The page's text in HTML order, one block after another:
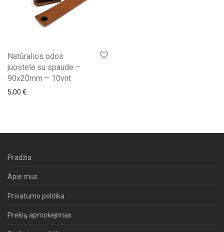
Natūralios odos
juostelė su spaude –
90x20mm – 10vnt
5,00 €
Pradžia
Apie mus
Privatumo politika
Prekių apmokėjimas